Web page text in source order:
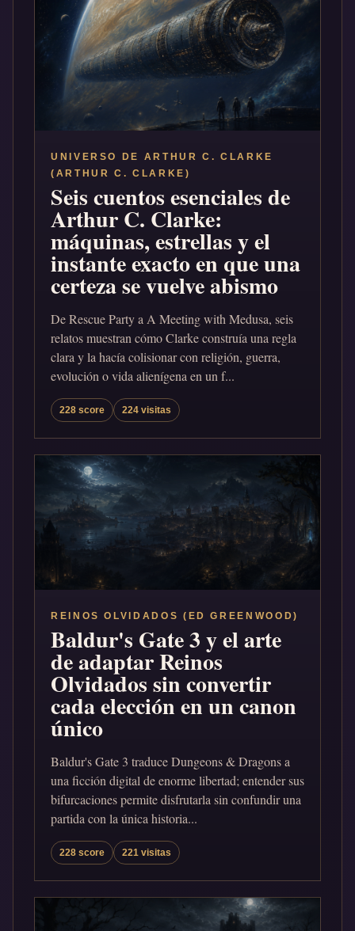
UNIVERSO DE ARTHUR C. CLARKE
(ARTHUR C. CLARKE)
Seis cuentos esenciales de
Arthur C. Clarke:
máquinas, estrellas y el
instante exacto en que una
certeza se vuelve abismo
De Rescue Party a A Meeting with Medusa, seis
relatos muestran cómo Clarke construía una regla
clara y la hacía colisionar con religión, guerra,
evolución o vida alienígena en un f...
228 score 224 visitas
REINOS OLVIDADOS (ED GREENWOOD)
Baldur's Gate 3 y el arte
de adaptar Reinos
Olvidados sin convertir
cada elección en un canon
único
Baldur's Gate 3 traduce Dungeons & Dragons a
una ficción digital de enorme libertad; entender sus
bifurcaciones permite disfrutarla sin confundir una
partida con la única historia...
228 score 221 visitas